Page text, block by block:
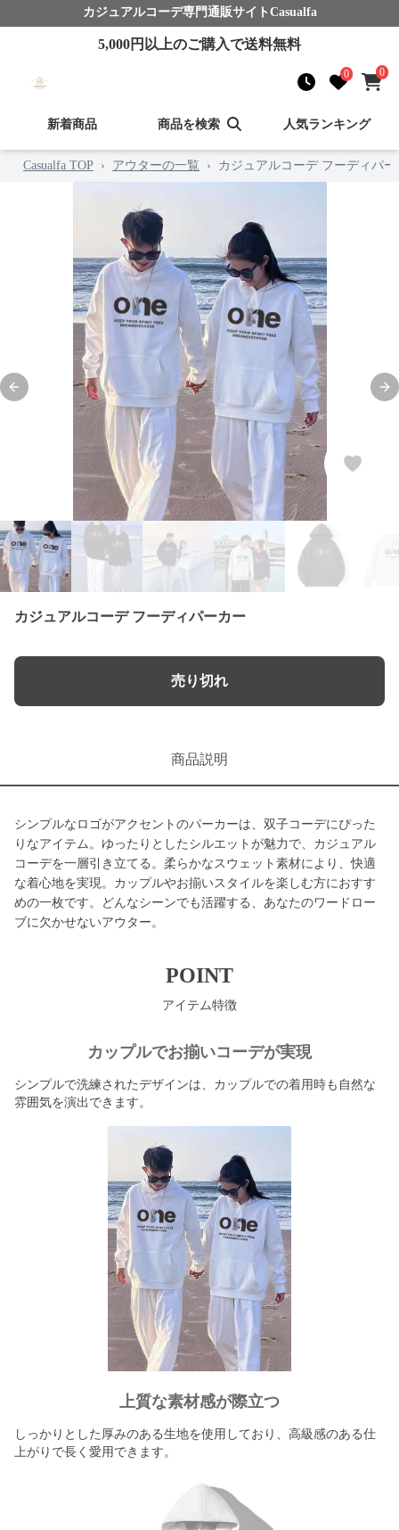
カジュアルコーデ専門通販サイト Casualfa
5,000円以上のご購入で送料無料
0 0
新着商品 商品を検索 人気ランキング
Casualfa TOP › アウターの一覧 › カジュアルコーデ フーディパー
Previous slide
カジュアルコーデ フーディパーカー
売り切れ
商品説明
シンプルなロゴがアクセントのパーカーは、双子コーデにぴった
りなアイテム。ゆったりとしたシルエットが魅力で、カジュアル
コーデを一層引き立てる。柔らかなスウェット素材により、快適
な着心地を実現。カップルやお揃いスタイルを楽しむ方におすす
めの一枚です。どんなシーンでも活躍する、あなたのワードロー
ブに欠かせないアウター。
POINT
アイテム特徴
カップルでお揃いコーデが実現
シンプルで洗練されたデザインは、カップルでの着用時も自然な
雰囲気を演出できます。
上質な素材感が際立つ
しっかりとした厚みのある生地を使用しており、高級感のある仕
上がりで長く愛用できます。